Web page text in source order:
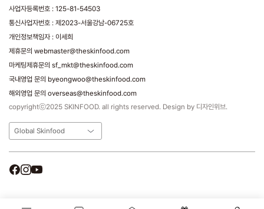
사업자등록번호 : 125-81-54503
통신사업자번호 : 제2023-서울강남-06725호
개인정보책임자 : 이세희
제휴문의 webmaster@theskinfood.com
마케팅제휴문의 sf_mkt@theskinfood.com
국내영업 문의 byeongwoo@theskinfood.com
해외영업 문의 overseas@theskinfood.com
copyrightⓒ2025 SKINFOOD. all rights reserved. Design by 디자인위브.
Global Skinfood